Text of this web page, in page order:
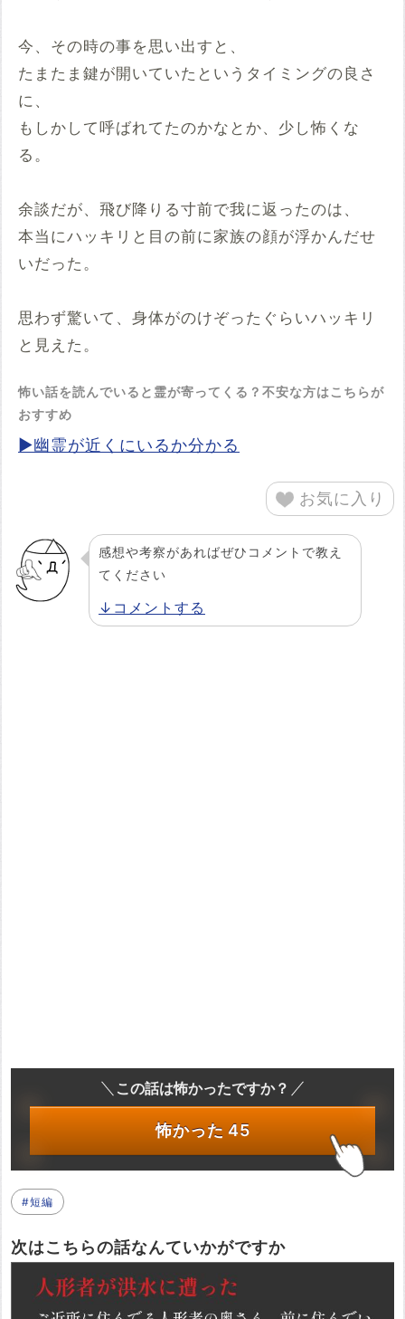
今、その時の事を思い出すと、
たまたま鍵が開いていたというタイミングの良さ
に、
もしかして呼ばれてたのかなとか、少し怖くな
る。
余談だが、飛び降りる寸前で我に返ったのは、
本当にハッキリと目の前に家族の顔が浮かんだせ
いだった。
思わず驚いて、身体がのけぞったぐらいハッキリ
と見えた。
怖い話を読んでいると霊が寄ってくる？不安な方はこちらが
おすすめ
▶幽霊が近くにいるか分かる
お気に入り
感想や考察があればぜひコメントで教え
てください
↓コメントする
この話は怖かったですか？
怖かった 45
#短編
次はこちらの話なんていかがですか